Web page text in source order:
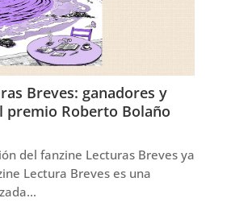
Breves: ganadores y
premio Roberto Bolaño
del fanzine Lecturas Breves ya
Lectura Breves es una